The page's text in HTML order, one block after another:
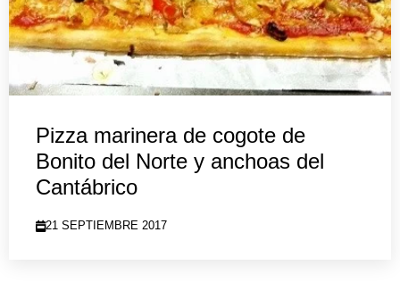
Pizza marinera de cogote de
Bonito del Norte y anchoas del
Cantábrico
21 SEPTIEMBRE 2017